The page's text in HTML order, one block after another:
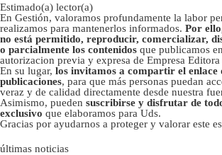
Estimado(a) lector(a)
En Gestión, valoramos profundamente la labor
realizamos para mantenerlos informados. Por
no está permitido, reproducir, comercializar,
o parcialmente los contenidos que publicamos
autorizacion previa y expresa de Empresa
En su lugar, los invitamos a compartir el enlace
publicaciones, para que más personas puedan
veraz y de calidad directamente desde nuestra
Asimismo, pueden suscribirse y disfrutar de
exclusivo que elaboramos para Uds.
Gracias por ayudarnos a proteger y valorar este
últimas noticias